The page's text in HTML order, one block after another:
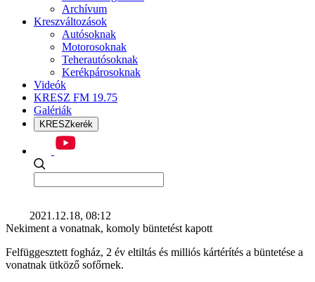
Archívum
Kreszváltozások
Autósoknak
Motorosoknak
Teherautósoknak
Kerékpárosoknak
Videók
KRESZ FM 19.75
Galériák
KRESZkerék
2021.12.18, 08:12
Nekiment a vonatnak, komoly büntetést kapott
Felfüggesztett fogház, 2 év eltiltás és milliós kártérítés a büntetése a
vonatnak ütköző sofőrnek.